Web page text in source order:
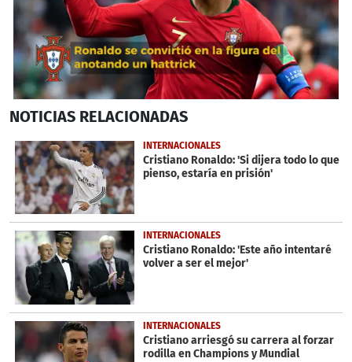
seconds
36
seconds
NOTICIAS RELACIONADAS
INTERNACIONALES
Cristiano Ronaldo: 'Si dijera todo lo que
pienso, estaría en prisión'
INTERNACIONALES
Cristiano Ronaldo: 'Este año intentaré
volver a ser el mejor'
INTERNACIONALES
Cristiano arriesgó su carrera al forzar
rodilla en Champions y Mundial